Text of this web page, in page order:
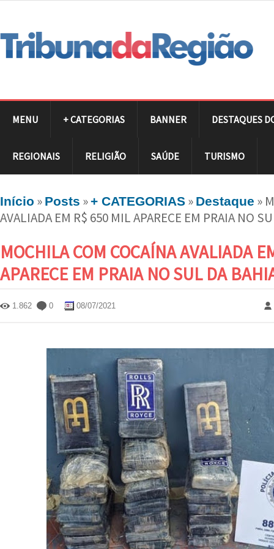
MENU + CATEGORIAS BANNER DESTAQUES
REGIONAIS RELIGIÃO SAÚDE TURISMO
Início » Posts »+ CATEGORIAS » Destaque »
AVALIADA EM R$ 650 MIL APARECE EM PRAIA NO
MOCHILA COM COCAÍNA AVALIADA
APARECE EM PRAIA NO SUL DA
1.862 0 08/07/2021